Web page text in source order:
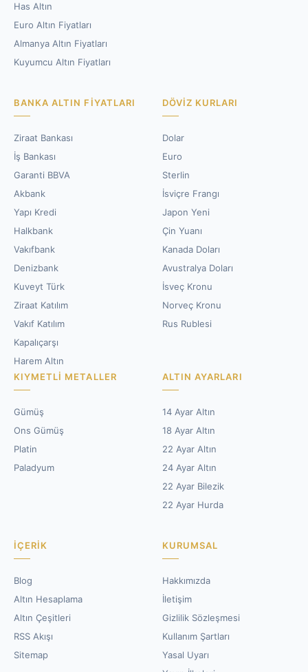
Has Altın
Euro Altın Fiyatları
Almanya Altın Fiyatları
Kuyumcu Altın Fiyatları
BANKA ALTIN FIYATLARI
Ziraat Bankası
İş Bankası
Garanti BBVA
Akbank
Yapı Kredi
Halkbank
Vakıfbank
Denizbank
Kuveyt Türk
Ziraat Katılım
Vakıf Katılım
Kapalıçarşı
Harem Altın
DÖVIZ KURLARI
Dolar
Euro
Sterlin
İsviçre Frangı
Japon Yeni
Çin Yuanı
Kanada Doları
Avustralya Doları
İsveç Kronu
Norveç Kronu
Rus Rublesi
KIYMETLI METALLER
Gümüş
Ons Gümüş
Platin
Paladyum
ALTIN AYARLARI
14 Ayar Altın
18 Ayar Altın
22 Ayar Altın
24 Ayar Altın
22 Ayar Bilezik
22 Ayar Hurda
İÇERIK
Blog
Altın Hesaplama
Altın Çeşitleri
RSS Akışı
Sitemap
KURUMSAL
Hakkımızda
İletişim
Gizlilik Sözleşmesi
Kullanım Şartları
Yasal Uyarı